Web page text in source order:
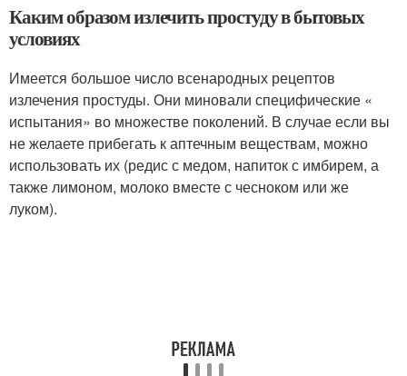
Каким образом излечить простуду в бытовых
условиях
Имеется большое число всенародных рецептов
излечения простуды. Они миновали специфические «
испытания» во множестве поколений. В случае если вы
не желаете прибегать к аптечным веществам, можно
использовать их (редис с медом, напиток с имбирем, а
также лимоном, молоко вместе с чесноком или же
луком).